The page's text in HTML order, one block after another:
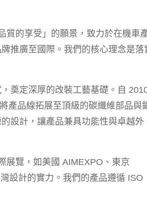
質的享受」的願景，致力於在機車
推廣至國際。我們的核心理念是落
奠定深厚的改裝工藝基礎。自
產品線拓展至頂級的碳纖維部品與
設計，讓產品兼具功能性與卓越外
展覽，如美國 AIMEXPO、東京
設計的實力。我們的產品遵循 ISO